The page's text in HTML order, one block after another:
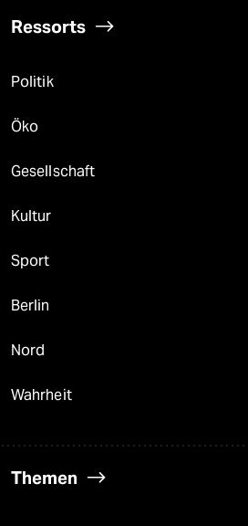
Ressorts
Politik
Öko
Gesellschaft
Kultur
Sport
Berlin
Nord
Wahrheit
Themen